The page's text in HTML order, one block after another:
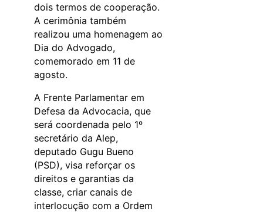
dois termos de cooperação.
A cerimônia também
realizou uma homenagem ao
Dia do Advogado,
comemorado em 11 de
agosto.
A Frente Parlamentar em
Defesa da Advocacia, que
será coordenada pelo 1º
secretário da Alep,
deputado Gugu Bueno
(PSD), visa reforçar os
direitos e garantias da
classe, criar canais de
interlocução com a Ordem